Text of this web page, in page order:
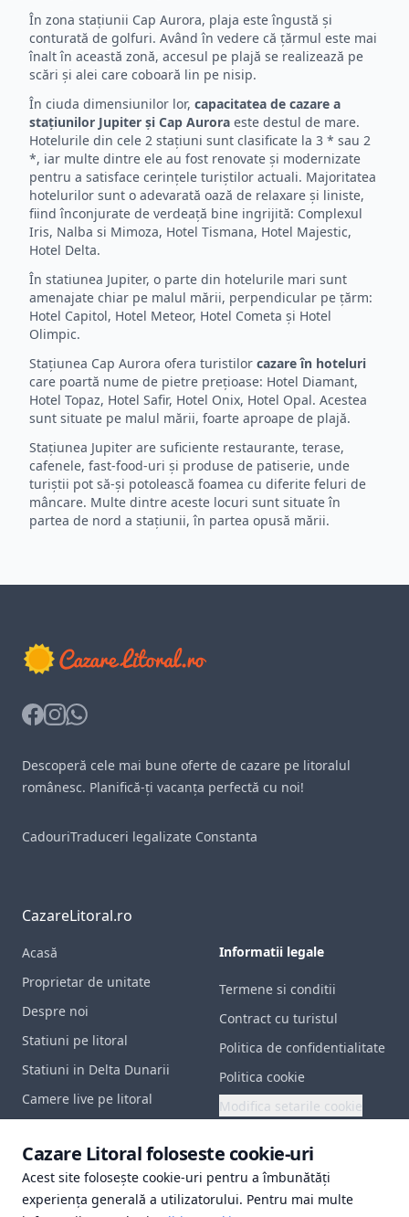
În zona stațiunii Cap Aurora, plaja este îngustă și
conturată de golfuri. Având în vedere că țărmul este mai
înalt în această zonă, accesul pe plajă se realizează pe
scări și alei care coboară lin pe nisip.
În ciuda dimensiunilor lor, capacitatea de cazare a
stațiunilor Jupiter și Cap Aurora este destul de mare.
Hotelurile din cele 2 stațiuni sunt clasificate la 3 * sau 2
*, iar multe dintre ele au fost renovate și modernizate
pentru a satisface cerințele turiștilor actuali. Majoritatea
hotelurilor sunt o adevarată oază de relaxare și liniste,
fiind înconjurate de verdeață bine ingrijită: Complexul
Iris, Nalba si Mimoza, Hotel Tismana, Hotel Majestic,
Hotel Delta.
În statiunea Jupiter, o parte din hotelurile mari sunt
amenajate chiar pe malul mării, perpendicular pe țărm:
Hotel Capitol, Hotel Meteor, Hotel Cometa și Hotel
Olimpic.
Stațiunea Cap Aurora ofera turistilor cazare în hoteluri
care poartă nume de pietre prețioase: Hotel Diamant,
Hotel Topaz, Hotel Safir, Hotel Onix, Hotel Opal. Acestea
sunt situate pe malul mării, foarte aproape de plajă.
Stațiunea Jupiter are suficiente restaurante, terase,
cafenele, fast-food-uri și produse de patiserie, unde
turiștii pot să-și potolească foamea cu diferite feluri de
mâncare. Multe dintre aceste locuri sunt situate în
partea de nord a stațiunii, în partea opusă mării.
Facebook
Instagram
Whatsapp
Descoperă cele mai bune oferte de cazare pe litoralul
românesc. Planifică-ți vacanța perfectă cu noi!
CadouriTraduceri legalizate Constanta
CazareLitoral.ro
Acasă
Proprietar de unitate
Despre noi
Statiuni pe litoral
Statiuni in Delta Dunarii
Camere live pe litoral
Documente utile
Certificat inregistrare
Informatii legale
Termene si conditii
Contract cu turistul
Politica de confidentialitate
Politica cookie
Modifica setarile cookie
Cazare Litoral foloseste cookie-uri
Acest site folosește cookie-uri pentru a îmbunătăți
experiența generală a utilizatorului. Pentru mai multe